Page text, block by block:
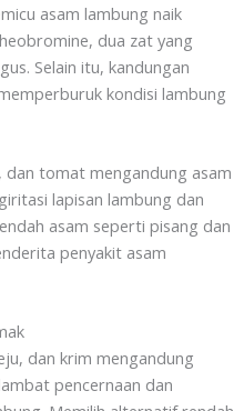
asam lambung naik
dua zat yang
Selain itu, kandungan
kondisi lambung
dan tomat mengandung asam
lapisan lambung dan
asam seperti pisang dan
penyakit asam
dan krim mengandung
pencernaan dan